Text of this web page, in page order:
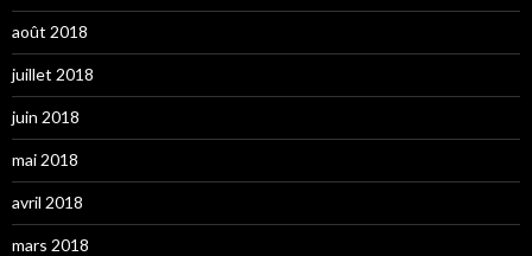
août 2018
juillet 2018
juin 2018
mai 2018
avril 2018
mars 2018